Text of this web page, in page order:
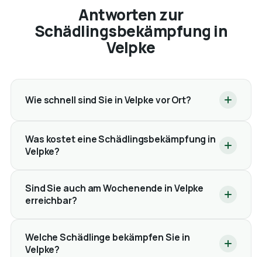
Antworten zur
Schädlingsbekämpfung in
Velpke
Wie schnell sind Sie in Velpke vor Ort?
Was kostet eine Schädlingsbekämpfung in
Velpke?
Sind Sie auch am Wochenende in Velpke
erreichbar?
Welche Schädlinge bekämpfen Sie in
Velpke?